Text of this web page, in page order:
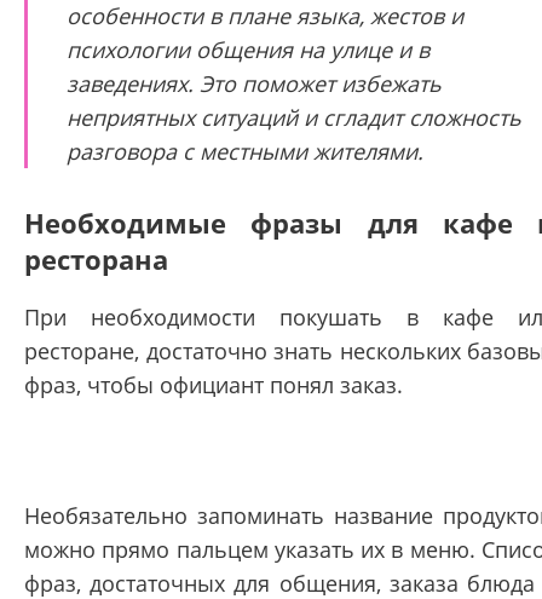
особенности в плане языка, жестов и
психологии общения на улице и в
заведениях. Это поможет избежать
неприятных ситуаций и сгладит сложность
разговора с местными жителями.
Необходимые фразы для кафе
ресторана
При необходимости покушать в кафе
ресторане, достаточно знать нескольких
фраз, чтобы официант понял заказ.
Необязательно запоминать название
можно прямо пальцем указать их в меню.
фраз, достаточных для общения, заказа